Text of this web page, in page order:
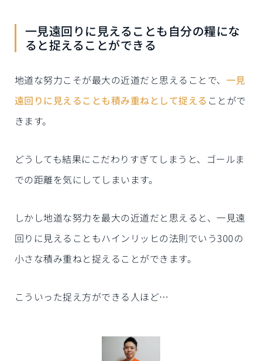
一見遠回りに見えることも自分の糧にな
ると捉えることができる
地道な努力こそが最大の近道だと思えることで、 一見
遠回りに見えることも積み重ねとして捉える ことがで
きます。
どうしても結果にこだわりすぎてしまうと、ゴールま
での距離を気にしてしまいます。
しかし地道な努力を最大の近道だと思えると、一見遠
回りに見えることもハインリッヒの法則でいう300の
小さな積み重ねと捉えることができます。
こういった捉え方ができる人ほど…